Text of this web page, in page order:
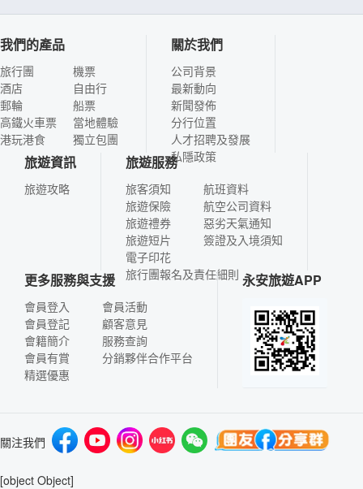
我們的產品
旅行團
酒店
郵輪
高鐵火車票
港玩港食
機票
自由行
船票
當地體驗
獨立包團
關於我們
公司背景
最新動向
新聞發佈
分行位置
人才招聘及發展
私隱政策
旅遊資訊
旅遊攻略
旅遊服務
旅客須知
旅遊保險
旅遊禮券
旅遊短片
電子印花
航班資料
航空公司資料
惡劣天氣通知
簽證及入境須知
旅行團報名及責任細則
更多服務與支援
會員登入
會員登記
會籍簡介
會員有賞
精選優惠
會員活動
顧客意見
服務查詢
分銷夥伴合作平台
永安旅遊APP
關注我們
[object Object]